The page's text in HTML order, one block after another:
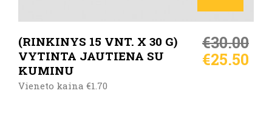
(RINKINYS 15 VNT. X 30 G)
VYTINTA JAUTIENA SU
KUMINU
€30.00
€25.50
Vieneto kaina €1.70